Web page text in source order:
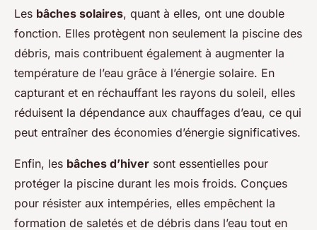
Les bâches solaires, quant à elles, ont une double
fonction. Elles protègent non seulement la piscine des
débris, mais contribuent également à augmenter la
température de l’eau grâce à l’énergie solaire. En
capturant et en réchauffant les rayons du soleil, elles
réduisent la dépendance aux chauffages d’eau, ce qui
peut entraîner des économies d’énergie significatives.
Enfin, les bâches d’hiver sont essentielles pour
protéger la piscine durant les mois froids. Conçues
pour résister aux intempéries, elles empêchent la
formation de saletés et de débris dans l’eau tout en